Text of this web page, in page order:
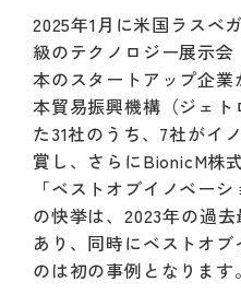
2025年1月に米国ラスベ
級のテクノロジー展示会
本のスタートアップ企
本貿易振興機構（ジェ
た31社のうち、7社がイ
賞し、さらにBionicM株
「ベストオブイノベー
の快挙は、2023年の過
あり、同時にベストオ
のは初の事例となります。